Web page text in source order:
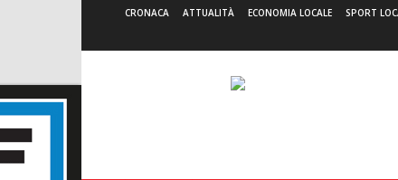
CRONACA ATTUALITÀ ECONOMIA LOCALE SPORT